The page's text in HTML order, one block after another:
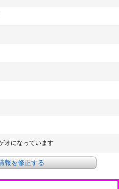
オになっています
報を修正する